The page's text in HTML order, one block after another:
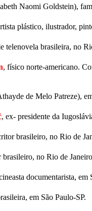
Naomi Goldstein),
plástico, ilustrador,
telenovela brasileira, no
, físico norte-americano.
de Melo Patreze),
, ex- presidente da
brasileiro, no Rio de
brasileiro, no Rio de
documentarista, em
em São Paulo-SP.